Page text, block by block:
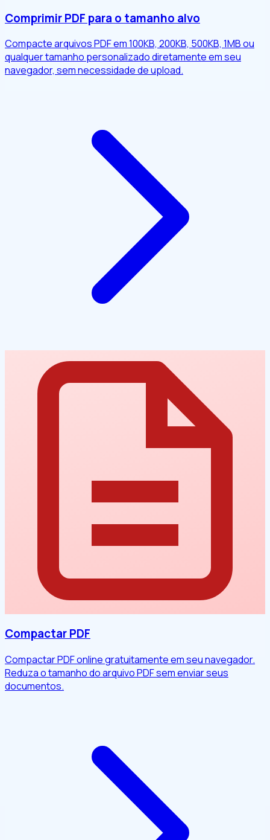
Comprimir PDF para o tamanho alvo
Compacte arquivos PDF em 100KB, 200KB, 500KB, 1MB ou
qualquer tamanho personalizado diretamente em seu
navegador, sem necessidade de upload.
Compactar PDF
Compactar PDF online gratuitamente em seu navegador.
Reduza o tamanho do arquivo PDF sem enviar seus
documentos.